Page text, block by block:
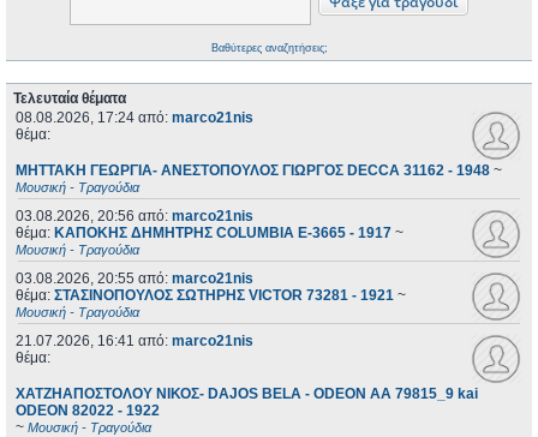
Βαθύτερες αναζητήσεις;
Τελευταία θέματα
08.08.2026, 17:24 από: marco21nis
θέμα:
ΜΗΤΤΑΚΗ ΓΕΩΡΓΙΑ- ΑΝΕΣΤΟΠΟΥΛΟΣ ΓΙΩΡΓΟΣ DECCA 31162 - 1948 ~
Μουσική - Τραγούδια
03.08.2026, 20:56 από: marco21nis
θέμα: ΚΑΠΟΚΗΣ ΔΗΜΗΤΡΗΣ COLUMBIA E-3665 - 1917 ~
Μουσική - Τραγούδια
03.08.2026, 20:55 από: marco21nis
θέμα: ΣΤΑΣΙΝΟΠΟΥΛΟΣ ΣΩΤΗΡΗΣ VICTOR 73281 - 1921 ~
Μουσική - Τραγούδια
21.07.2026, 16:41 από: marco21nis
θέμα:
ΧΑΤΖΗΑΠΟΣΤΟΛΟΥ ΝΙΚΟΣ- DAJOS BELA - ODEON AA 79815_9 kai
ODEON 82022 - 1922
~ Μουσική - Τραγούδια